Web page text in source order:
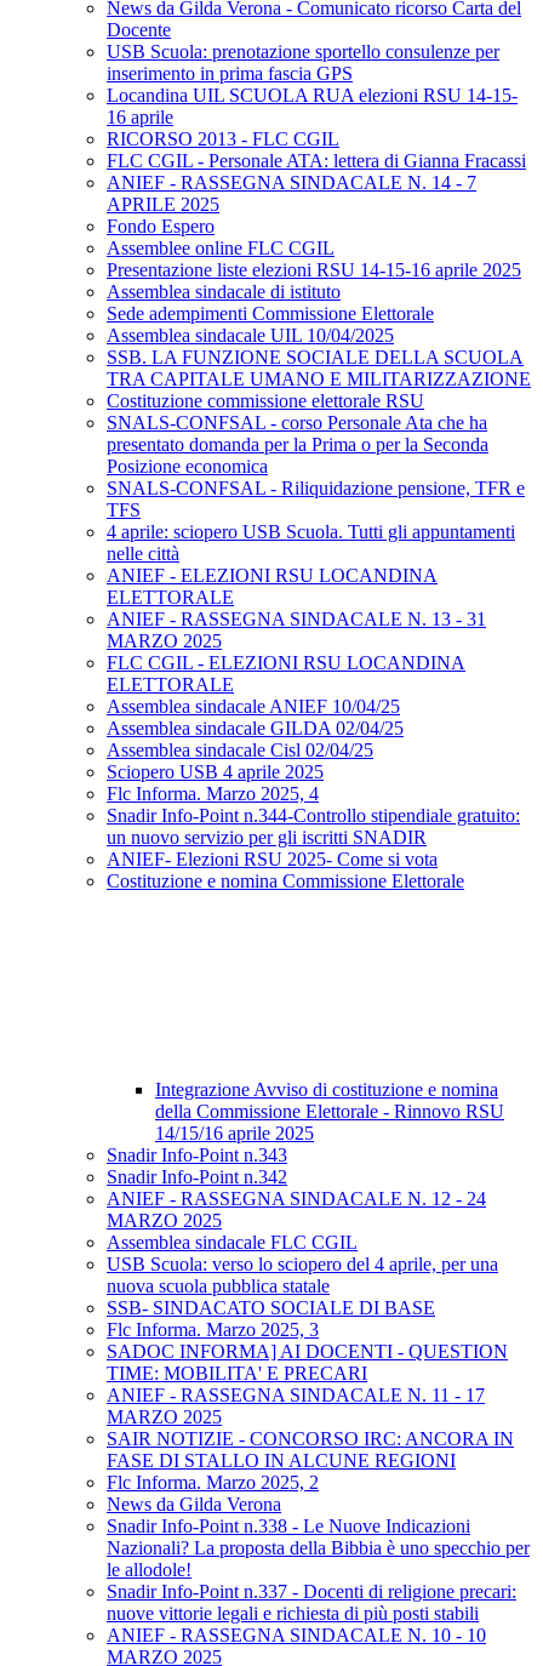
News da Gilda Verona - Comunicato ricorso Carta del
Docente
USB Scuola: prenotazione sportello consulenze per
inserimento in prima fascia GPS
Locandina UIL SCUOLA RUA elezioni RSU 14-15-
16 aprile
RICORSO 2013 - FLC CGIL
FLC CGIL - Personale ATA: lettera di Gianna Fracassi
ANIEF - RASSEGNA SINDACALE N. 14 - 7
APRILE 2025
Fondo Espero
Assemblee online FLC CGIL
Presentazione liste elezioni RSU 14-15-16 aprile 2025
Assemblea sindacale di istituto
Sede adempimenti Commissione Elettorale
Assemblea sindacale UIL 10/04/2025
SSB. LA FUNZIONE SOCIALE DELLA SCUOLA
TRA CAPITALE UMANO E MILITARIZZAZIONE
Costituzione commissione elettorale RSU
SNALS-CONFSAL - corso Personale Ata che ha
presentato domanda per la Prima o per la Seconda
Posizione economica
SNALS-CONFSAL - Riliquidazione pensione, TFR e
TFS
4 aprile: sciopero USB Scuola. Tutti gli appuntamenti
nelle città
ANIEF - ELEZIONI RSU LOCANDINA
ELETTORALE
ANIEF - RASSEGNA SINDACALE N. 13 - 31
MARZO 2025
FLC CGIL - ELEZIONI RSU LOCANDINA
ELETTORALE
Assemblea sindacale ANIEF 10/04/25
Assemblea sindacale GILDA 02/04/25
Assemblea sindacale Cisl 02/04/25
Sciopero USB 4 aprile 2025
Flc Informa. Marzo 2025, 4
Snadir Info-Point n.344-Controllo stipendiale gratuito:
un nuovo servizio per gli iscritti SNADIR
ANIEF- Elezioni RSU 2025- Come si vota
Costituzione e nomina Commissione Elettorale
Integrazione Avviso di costituzione e nomina
della Commissione Elettorale - Rinnovo RSU
14/15/16 aprile 2025
Snadir Info-Point n.343
Snadir Info-Point n.342
ANIEF - RASSEGNA SINDACALE N. 12 - 24
MARZO 2025
Assemblea sindacale FLC CGIL
USB Scuola: verso lo sciopero del 4 aprile, per una
nuova scuola pubblica statale
SSB- SINDACATO SOCIALE DI BASE
Flc Informa. Marzo 2025, 3
SADOC INFORMA] AI DOCENTI - QUESTION
TIME: MOBILITA' E PRECARI
ANIEF - RASSEGNA SINDACALE N. 11 - 17
MARZO 2025
SAIR NOTIZIE - CONCORSO IRC: ANCORA IN
FASE DI STALLO IN ALCUNE REGIONI
Flc Informa. Marzo 2025, 2
News da Gilda Verona
Snadir Info-Point n.338 - Le Nuove Indicazioni
Nazionali? La proposta della Bibbia è uno specchio per
le allodole!
Snadir Info-Point n.337 - Docenti di religione precari:
nuove vittorie legali e richiesta di più posti stabili
ANIEF - RASSEGNA SINDACALE N. 10 - 10
MARZO 2025